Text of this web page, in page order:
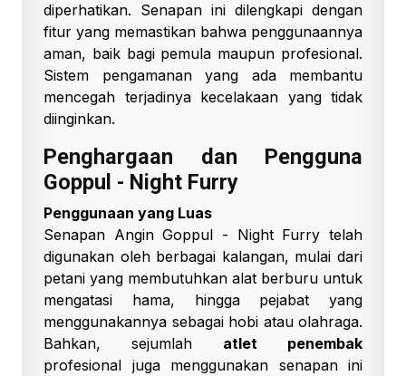
diperhatikan. Senapan ini dilengkapi dengan
fitur yang memastikan bahwa penggunaannya
aman, baik bagi pemula maupun profesional.
Sistem pengamanan yang ada membantu
mencegah terjadinya kecelakaan yang tidak
diinginkan.
Penghargaan dan Pengguna
Goppul - Night Furry
Penggunaan yang Luas
Senapan Angin Goppul - Night Furry telah
digunakan oleh berbagai kalangan, mulai dari
petani yang membutuhkan alat berburu untuk
mengatasi hama, hingga pejabat yang
menggunakannya sebagai hobi atau olahraga.
Bahkan, sejumlah atlet penembak
profesional juga menggunakan senapan ini